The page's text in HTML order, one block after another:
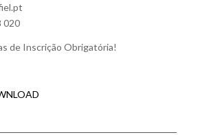
020
de Inscrição Obrigatória!